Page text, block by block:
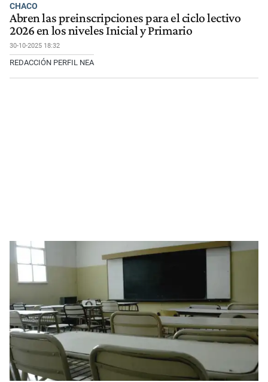
CHACO
Abren las preinscripciones para el ciclo lectivo
2026 en los niveles Inicial y Primario
30-10-2025 18:32
REDACCIÓN PERFIL NEA